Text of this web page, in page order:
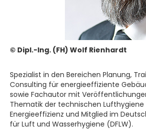
© Dipl.-Ing. (FH) Wolf Rienhardt
Spezialist in den Bereichen Planung,
Consulting für energieeffiziente
sowie Fachautor mit
Thematik der technischen Lufthygiene
Energieeffizienz und Mitglied im
für Luft und Wasserhygiene (DFLW).